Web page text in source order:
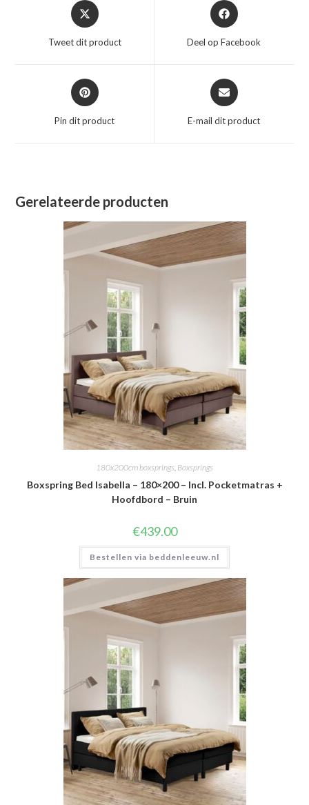
Opent
in
nieuw
Tweet dit product
Opent
in
nieuw
Deel op Facebook
Opent
in
nieuw
Pin dit product
Opent
in
nieuw
E-mail dit product
Gerelateerde producten
180x200cm boxsprings, Boxsprings
Boxspring Bed Isabella – 180×200 – Incl. Pocketmatras +
Hoofdbord – Bruin
€439.00
Bestellen via beddenleeuw.nl